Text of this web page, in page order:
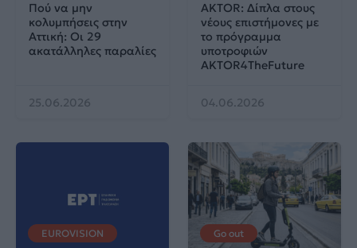
Πού να μην
κολυμπήσεις στην
Αττική: Οι 29
ακατάλληλες παραλίες
25.06.2026
AKTOR: Δίπλα στους
νέους επιστήμονες με
το πρόγραμμα
υποτροφιών
AKTOR4TheFuture
04.06.2026
EUROVISION Go out